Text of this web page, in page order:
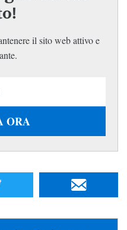
il sito web attivo e
ORA